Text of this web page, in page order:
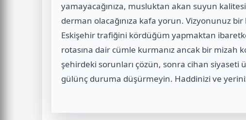
yamayacağınıza, musluktan akan suyun
derman olacağınıza kafa yorun. Vizyonunuz bir
Eskişehir trafiğini kördüğüm yapmaktan
rotasına dair cümle kurmanız ancak bir mizah
şehirdeki sorunları çözün, sonra cihan
gülünç duruma düşürmeyin. Haddinizi ve